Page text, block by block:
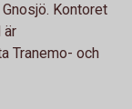
Kontoret
är
Tranemo- och